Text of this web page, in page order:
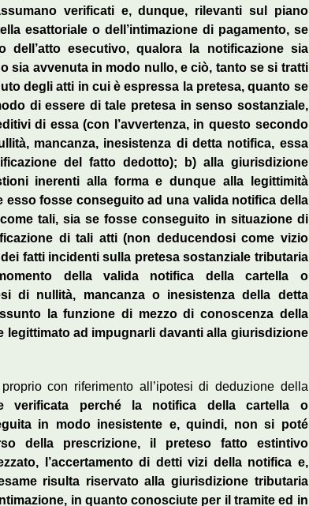
verificati e, dunque, rilevanti sul piano
esattoriale o dell’intimazione di pagamento, se
dell’atto esecutivo, qualora la notificazione sia
sia avvenuta in modo nullo, e ciò, tanto se si tratti
degli atti in cui è espressa la pretesa, quanto se
di essere di tale pretesa in senso sostanziale,
di essa (con l’avvertenza, in questo secondo
mancanza, inesistenza di detta notifica, essa
del fatto dedotto); b) alla giurisdizione
inerenti alla forma e dunque alla legittimità
esso fosse conseguito ad una valida notifica della
tali, sia se fosse conseguito in situazione di
di tali atti (non deducendosi come vizio
fatti incidenti sulla pretesa sostanziale tributaria
della valida notifica della cartella o
di nullità, mancanza o inesistenza della detta
la funzione di mezzo di conoscenza della
legittimato ad impugnarli davanti alla giurisdizione
con riferimento all’ipotesi di deduzione della
verificata perché la notifica della cartella o
in modo inesistente e, quindi, non si poté
della prescrizione, il preteso fatto estintivo
l’accertamento di detti vizi della notifica e,
risulta riservato alla giurisdizione tributaria
in quanto conosciute per il tramite ed in